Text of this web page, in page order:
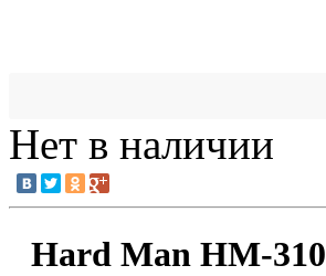
Нет в наличии
Hard Man HM-310